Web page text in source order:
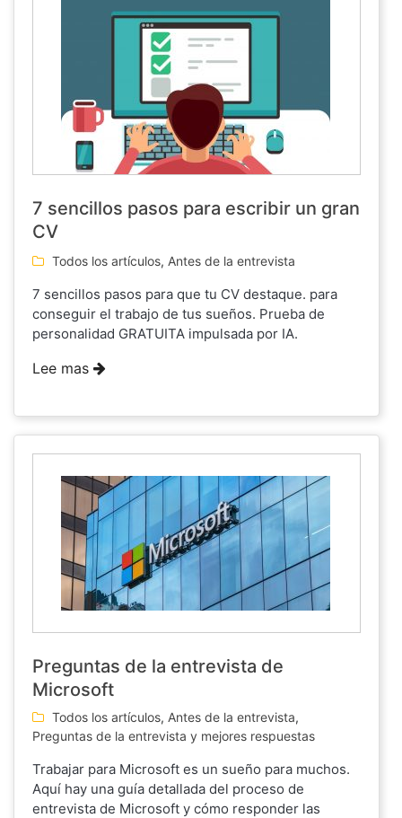
7 sencillos pasos para escribir un gran
CV
Todos los artículos, Antes de la entrevista
7 sencillos pasos para que tu CV destaque. para
conseguir el trabajo de tus sueños. Prueba de
personalidad GRATUITA impulsada por IA.
Lee mas
Preguntas de la entrevista de
Microsoft
Todos los artículos, Antes de la entrevista,
Preguntas de la entrevista y mejores respuestas
Trabajar para Microsoft es un sueño para muchos.
Aquí hay una guía detallada del proceso de
entrevista de Microsoft y cómo responder las